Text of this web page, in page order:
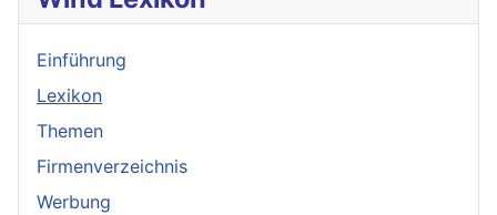
Einführung
Lexikon
Themen
Firmenverzeichnis
Werbung